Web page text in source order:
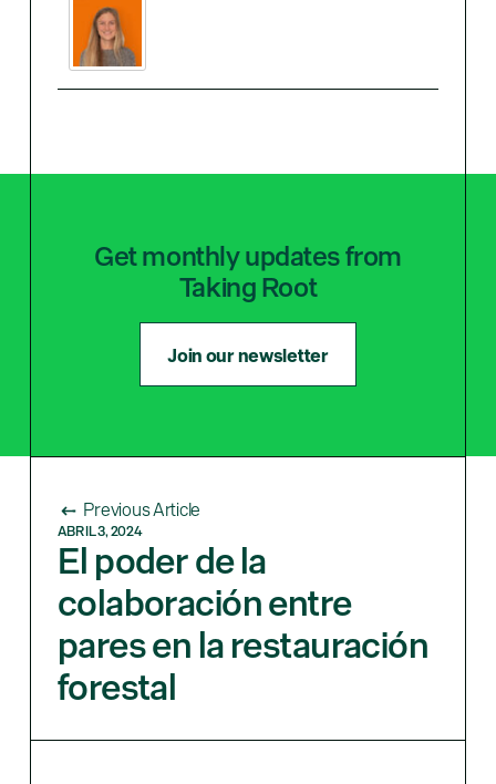
Get monthly updates from
Taking Root
Join our newsletter
Previous Article
ABRIL 3, 2024
El poder de la
colaboración entre
pares en la restauración
forestal